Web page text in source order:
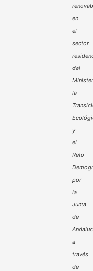
en
el
sector
del
la
y
el
Reto
por
la
Junta
de
a
través
de